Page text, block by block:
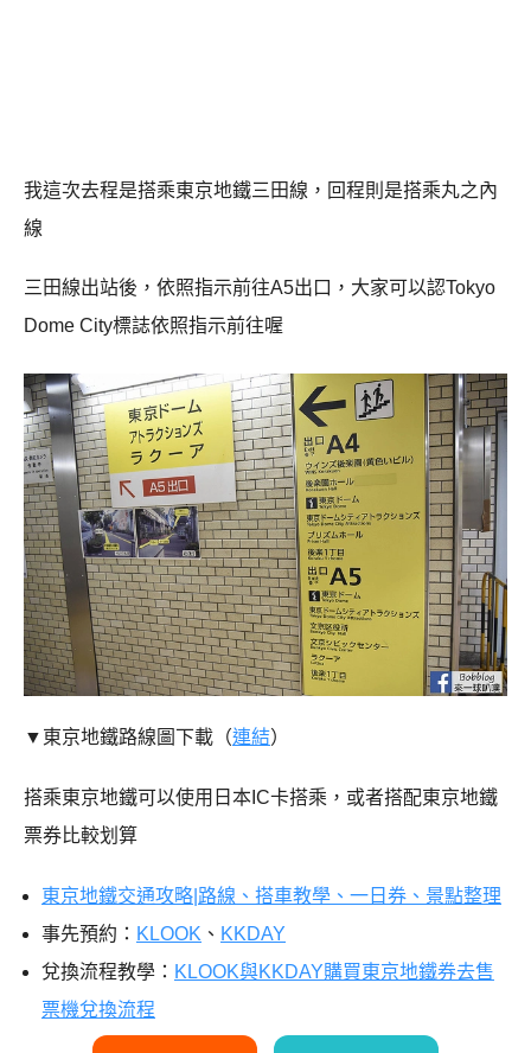
我這次去程是搭乘東京地鐵三田線，回程則是搭乘丸之內
線
三田線出站後，依照指示前往A5出口，大家可以認Tokyo
Dome City標誌依照指示前往喔
▼東京地鐵路線圖下載（連結）
搭乘東京地鐵可以使用日本IC卡搭乘，或者搭配東京地鐵
票券比較划算
東京地鐵交通攻略|路線、搭車教學、一日券、景點整理
事先預約： KLOOK 、 KKDAY
兌換流程教學： KLOOK與KKDAY購買東京地鐵券去售
票機兌換流程